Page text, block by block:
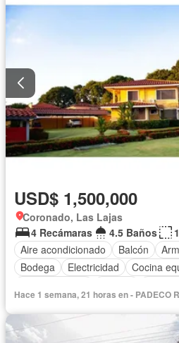
USD$ 1,500,000
Coronado, Las Lajas
4 Recámaras
4.5 Baños
Aire acondicionado
Balcón
Bodega
Electricidad Cocina
Cuarto de servicio
Piscina
Hace 1 semana, 21 horas en - PADECO